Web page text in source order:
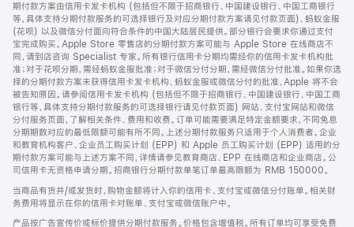
期付款方案由信用卡发卡机构 (包括但不限于招商银行、中国建设银行、中国工商银行
等，具体支持分期付款服务的可选择银行及对应分期付款方案请见付款页面)、蚂蚁金服
(花呗) 以及微信分付面向符合条件的中国大陆居民提供。部分银行会要求你通过支付
宝完成购买。Apple Store 零售店的分期付款方案可能与 Apple Store 在线商店不
同，请到店咨询 Specialist 专家。所有银行信用卡分期均需经你的信用卡发卡机构批
准；对于花呗分期，需经蚂蚁金服批准；对于微信分付分期，需经微信分付批准。如果你选
择的分期付款方案未获得信用卡发卡机构、蚂蚁金服或微信分付的批准，Apple 将不会
被告知原因。请参阅信用卡发卡机构 (包括但不限于招商银行、中国建设银行、中国工商
银行等，具体支持分期付款服务的可选择银行请见付款页面) 网站、支付宝网站和微信
分付服务页面，了解相关条件、费用和收费。订单可能需要满足特定金额要求，不同免息
分期期数对应的最低限额可能有所不同。上述分期付款服务只适用于个人消费者。企业
和教育机构客户、企业员工购买计划 (EPP) 和 Apple 员工购买计划 (EPP) 适用的分
期付款方案可能与上述方案不同，详情请参见教育商店、EPP 在线商店和企业商店。公
司信用卡无资格申请分期。招商银行分期付款单笔订单最高限额为 RMB 150000。
当商品有货并/或发货时，购物金额将计入你的信用卡、支付宝或微信分付账单。相关财
务费用将显示在你的信用卡对账单、支付宝或微信账户中。
产品按广告宣传价或标价提供分期付款服务。价格包含增值税。所有订单均可享受免费